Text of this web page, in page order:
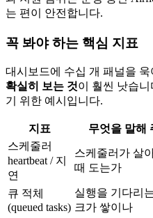
는 편이 안전합니다.
꼭 봐야 하는 핵심 지표
대시보드에 수십 개 패널을
확실히 보는 것이 훨씬 낫습
기 위한 예시입니다.
지표 무엇을 말해
스케줄러
heartbeat / 지
연
스케줄러가 살
때 도는가
큐 적체
(queued tasks)
실행을 기다리
크가 쌓이나